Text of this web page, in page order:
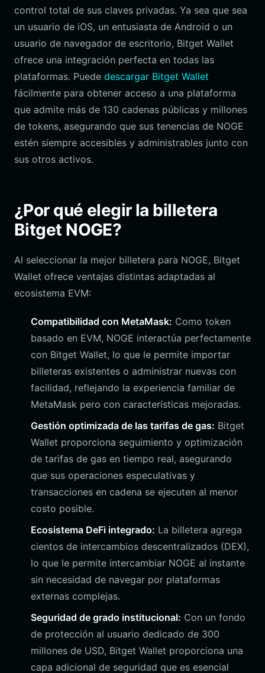
control total de sus claves privadas. Ya sea que sea
un usuario de iOS, un entusiasta de Android o un
usuario de navegador de escritorio, Bitget Wallet
ofrece una integración perfecta en todas las
plataformas. Puede descargar Bitget Wallet
fácilmente para obtener acceso a una plataforma
que admite más de 130 cadenas públicas y millones
de tokens, asegurando que sus tenencias de NOGE
estén siempre accesibles y administrables junto con
sus otros activos.
¿Por qué elegir la billetera
Bitget NOGE?
Al seleccionar la mejor billetera para NOGE, Bitget
Wallet ofrece ventajas distintas adaptadas al
ecosistema EVM:
Compatibilidad con MetaMask: Como token
basado en EVM, NOGE interactúa perfectamente
con Bitget Wallet, lo que le permite importar
billeteras existentes o administrar nuevas con
facilidad, reflejando la experiencia familiar de
MetaMask pero con características mejoradas.
Gestión optimizada de las tarifas de gas: Bitget
Wallet proporciona seguimiento y optimización
de tarifas de gas en tiempo real, asegurando
que sus operaciones especulativas y
transacciones en cadena se ejecuten al menor
costo posible.
Ecosistema DeFi integrado: La billetera agrega
cientos de intercambios descentralizados (DEX),
lo que le permite intercambiar NOGE al instante
sin necesidad de navegar por plataformas
externas complejas.
Seguridad de grado institucional: Con un fondo
de protección al usuario dedicado de 300
millones de USD, Bitget Wallet proporciona una
capa adicional de seguridad que es esencial